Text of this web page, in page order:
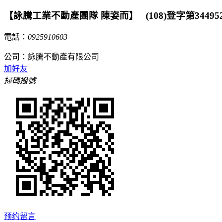
【詠騰工業不動產團隊 陳姿而】 (108)登字第
電話： 0925910603
公司：詠騰不動產有限公司
加好友
掃碼撥號
预约留言